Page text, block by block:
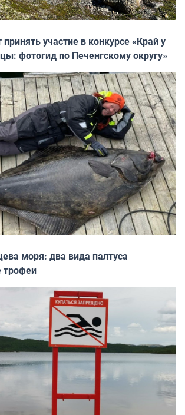
участие в конкурсе «Край у
фотогид по Печенгскому округу»
моря: два вида палтуса
трофеи